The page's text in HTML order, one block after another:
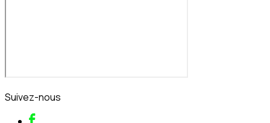
Suivez-nous